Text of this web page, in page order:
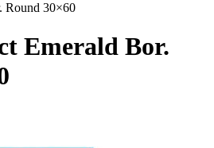
Round 30×60
Emerald Bor.